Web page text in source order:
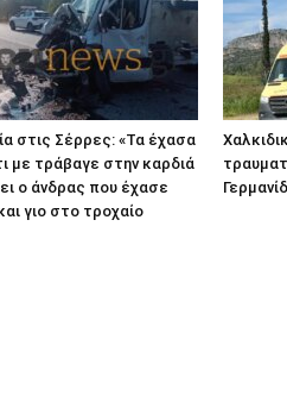
στις Σέρρες: «Τα έχασα
με τράβαγε στην καρδιά
ο άνδρας που έχασε
γιο στο τροχαίο